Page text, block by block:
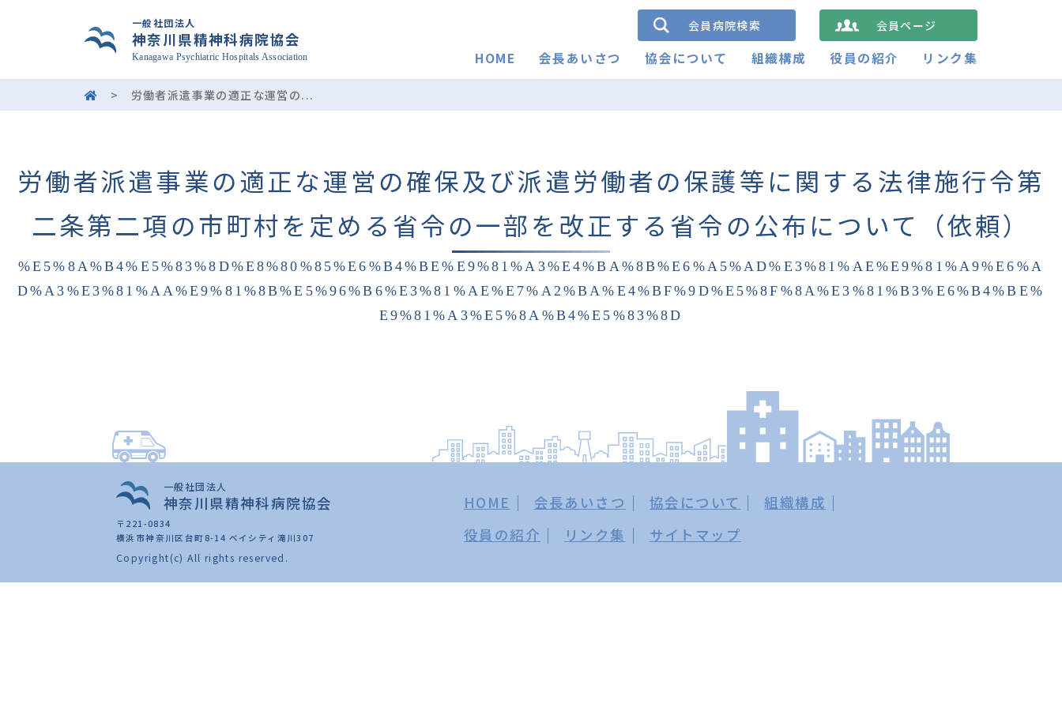
一般社団法人
神奈川県精神科病院協会
Kanagawa Psychiatric Hospitals Association
会員病院検索 会員ページ
HOME 会長あいさつ 協会について 組織構成 役員の紹介 リンク集
> 労働者派遣事業の適正な運営の...
労働者派遣事業の適正な運営の確保及び派遣労働者の保護等に関する法律施行令第
二条第二項の市町村を定める省令の一部を改正する省令の公布について（依頼）
%E5%8A%B4%E5%83%8D%E8%80%85%E6%B4%BE%E9%81%A3%E4%BA%8B%E6%A5%AD%E3%81%AE%E9%81%A9%E6%A
D%A3%E3%81%AA%E9%81%8B%E5%96%B6%E3%81%AE%E7%A2%BA%E4%BF%9D%E5%8F%8A%E3%81%B3%E6%B4%BE%
E9%81%A3%E5%8A%B4%E5%83%8D
一般社団法人
神奈川県精神科病院協会
〒221-0834
横浜市神奈川区台町8-14 ベイシティ滝川307
Copyright(c) All rights reserved.
HOME 会長あいさつ 協会について
組織構成
役員の紹介
リンク集 サイトマップ